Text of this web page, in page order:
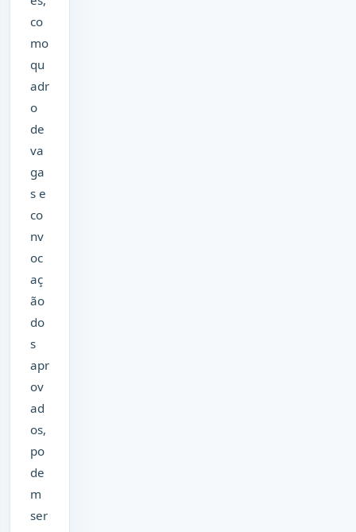
co
mo
qu
adr
o
de
va
ga
s e
co
nv
oc
aç
ão
do
s
apr
ov
ad
os,
po
de
m
ser